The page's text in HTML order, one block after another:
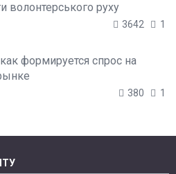
волонтерського руху
3642 1
формируется спрос на
380 1